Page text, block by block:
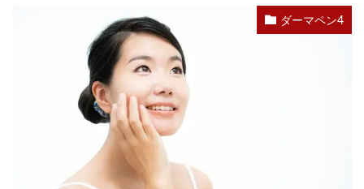
ダーマペン4